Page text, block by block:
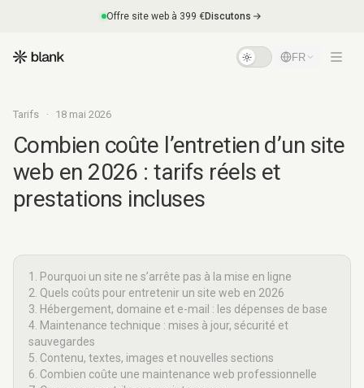
Offre site web à 399 €Discutons
FR
Tarifs · 18 mai 2026
Combien coûte l’entretien d’un site
web en 2026 : tarifs réels et
prestations incluses
1. Pourquoi un site ne s’arrête pas à la mise en ligne
2. Quels coûts pour entretenir un site web en 2026
3. Hébergement, domaine et e-mail : les dépenses de base
4. Maintenance technique : mises à jour, sécurité et
sauvegardes
5. Contenu, textes, images et nouvelles sections
6. Combien coûte une maintenance web professionnelle